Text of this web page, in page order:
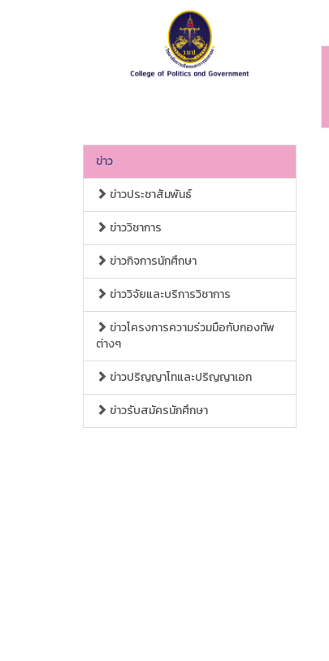
ข่าว
ข่าวประชาสัมพันธ์
ข่าววิชาการ
ข่าวกิจการนักศึกษา
ข่าววิจัยและบริการวิชาการ
ข่าวโครงการความร่วมมือกับกองทัพ
ต่างๆ
ข่าวปริญญาโทและปริญญาเอก
ข่าวรับสมัครนักศึกษา